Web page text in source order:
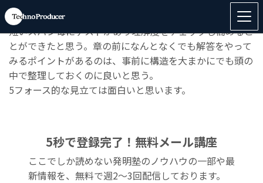
◆「
短いスパン毎にテストがあり理解度をチェックし高めるこ
とができたと思う。章の前になんとなくでも解答をやって
みるポイントがあるのは、事前に構造を大まかにでも頭の
中で整理しておくのに良いと思う。
5フォース的な見立ては面白いと思います。
5秒で登録完了！無料メール講座
ここでしか読めない発明塾のノウハウの一部や最
新情報を、無料で週2〜3回配信しております。